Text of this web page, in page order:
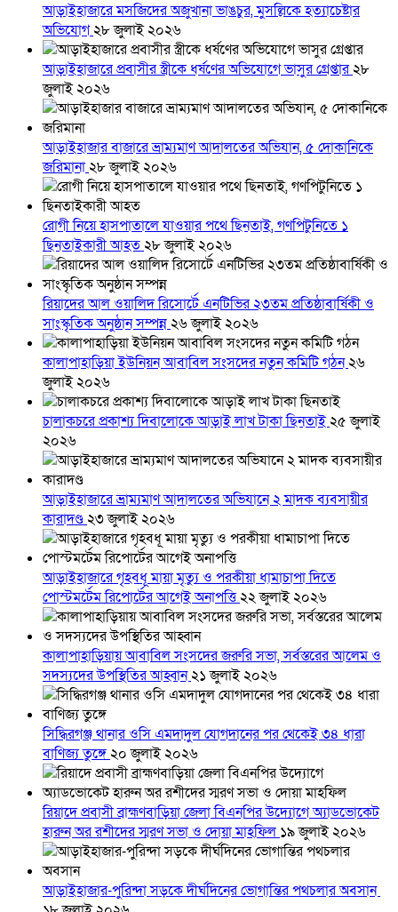
আড়াইহাজারে মস‌জি‌দের অজুখানা ভাঙচুর, মুসল্লিকে হত্যাচেষ্টার
অভিযোগ২৮ জুলাই ২০২৬
আড়াইহাজারে প্রবাসীর স্ত্রীকে ধর্ষণের অভিযোগে ভাসুর গ্রেপ্তার২৮
জুলাই ২০২৬
আড়াইহাজার বাজারে ভ্রাম্যমাণ আদালতের অভিযান, ৫ দোকানিকে
জরিমানা২৮ জুলাই ২০২৬
রোগী নিয়ে হাসপাতালে যাওয়ার পথে ছিনতাই, গণপিটুনিতে ১
ছিনতাইকারী আহত২৮ জুলাই ২০২৬
রিয়াদের আল ওয়ালিদ রিসোর্টে এনটিভির ২৩তম প্রতিষ্ঠাবার্ষিকী ও
সাংস্কৃতিক অনুষ্ঠান সম্পন্ন২৬ জুলাই ২০২৬
কালাপাহাড়িয়া ইউনিয়ন আবাবিল সংসদের নতুন কমিটি গঠন২৬
জুলাই ২০২৬
চালাকচরে প্রকাশ্য দিবালোকে আড়াই লাখ টাকা ছিনতাই২৫ জুলাই
২০২৬
আড়াইহাজারে ভ্রাম্যমাণ আদালতের অভিযানে ২ মাদক ব্যবসায়ীর
কারাদণ্ড২৩ জুলাই ২০২৬
আড়াইহাজারে গৃহবধূ মায়া মৃত্যু ও পরকীয়া ধামাচাপা দিতে
পোস্টমর্টেম রিপোর্টের আগেই অনাপত্তি২২ জুলাই ২০২৬
কালাপাহাড়িয়ায় আবাবিল সংসদের জরুরি সভা, সর্বস্তরের আলেম ও
সদস্যদের উপস্থিতির আহ্বান২১ জুলাই ২০২৬
সিদ্ধিরগঞ্জ থানার ওসি এমদাদুল যোগদানের পর থেকেই ৩৪ ধারা
বাণিজ্য তুঙ্গে২০ জুলাই ২০২৬
রিয়াদে প্রবাসী ব্রাহ্মণবাড়িয়া জেলা বিএনপির উদ্যোগে অ্যাডভোকেট
হারুন অর রশীদের স্মরণ সভা ও দোয়া মাহফিল ১৯ জুলাই ২০২৬
আড়াইহাজার-পুরিন্দা সড়কে দীর্ঘদিনের ভোগান্তির পথচলার অবসান